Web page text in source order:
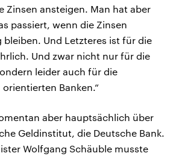
Zinsen ansteigen. Man hat aber
passiert, wenn die Zinsen
Und Letzteres ist für die
Und zwar nicht nur für die
leider auch für die
Banken.“
aber hauptsächlich über
Geldinstitut, die Deutsche Bank.
Wolfgang Schäuble musste